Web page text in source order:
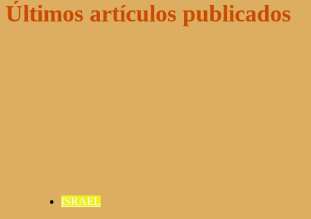
Últimos artículos publicados
ISRAEL